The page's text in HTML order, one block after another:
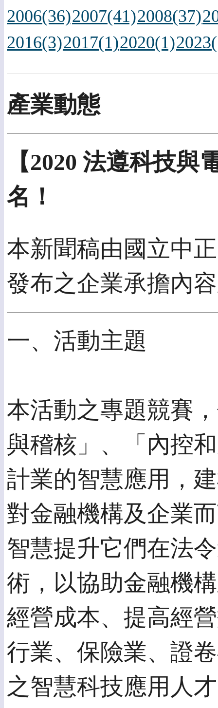
2006(36)2007(41)2008(37)
2016(3)2017(1)2020(1)
產業動態
【2020 法遵科技
名！
本新聞稿由國立中
發布之企業承擔內
一、活動主題
本活動之專題競賽
與稽核」、「內控
計業的智慧應用，
對金融機構及企業
智慧提升它們在法
術，以協助金融機
經營成本、提高經
行業、保險業、證
之智慧科技應用人